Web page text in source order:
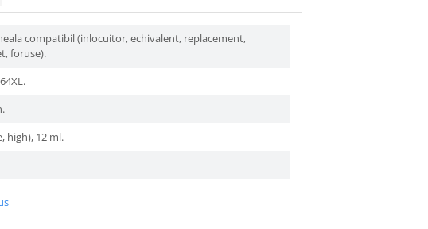
compatibil (inlocuitor, echivalent, replacement,
foruse).
high), 12 ml.